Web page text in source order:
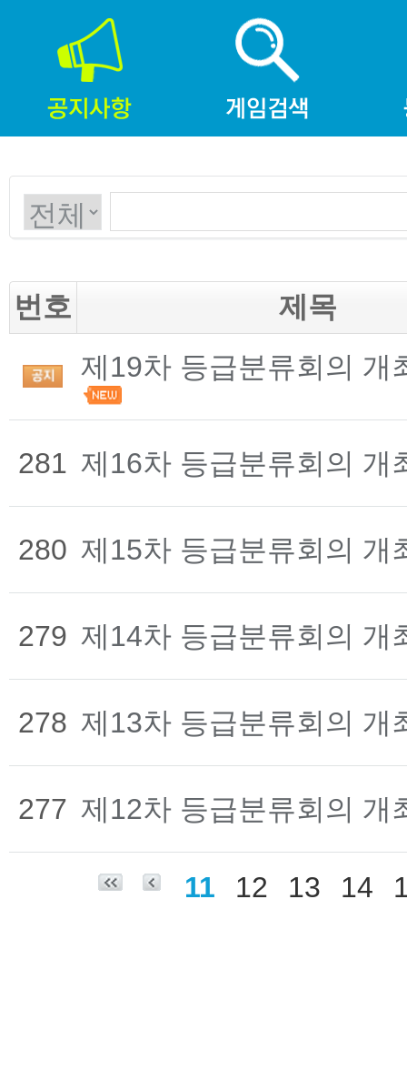
번호
제목
제19차 등급분류회의 개
281 제16차 등급분류회의 개
280 제15차 등급분류회의 개
279 제14차 등급분류회의 개
278 제13차 등급분류회의 개
277 제12차 등급분류회의 개
11 12 13 14